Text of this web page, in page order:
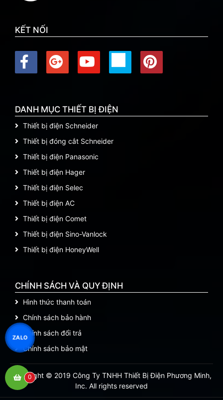
KẾT NỐI
DANH MỤC THIẾT BỊ ĐIỆN
Thiết bị điện Schneider
Thiết bị đóng cắt Schneider
Thiết bị điện Panasonic
Thiết bị điện Hager
Thiết bị điện Selec
Thiết bị điện AC
Thiết bị điện Comet
Thiết bị điện Sino-Vanlock
Thiết bị điện HoneyWell
CHÍNH SÁCH VÀ QUY ĐỊNH
Hình thức thanh toán
Chính sách bảo hành
Chính sách đổi trả
Chính sách bảo mật
Copyright © 2019 Công Ty TNHH Thiết Bị Điện Phương Minh,
Inc. All rights reserved
0
ZALO